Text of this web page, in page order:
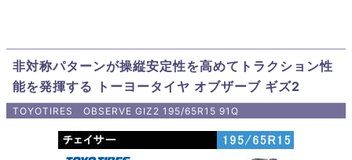
非対称パターンが操縦安定性を高めてトラクション性
能を発揮する トーヨータイヤ オブザーブ ギズ2
TOYOTIRES OBSERVE GIZ2 195/65R15 91Q